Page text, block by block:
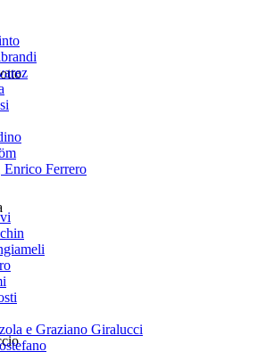
Ferrero
e Graziano Giralucci